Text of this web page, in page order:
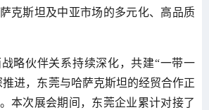
克斯坦及中亚市场的多元化、高品质
略伙伴关系持续深化，共建“一带一
推进，东莞与哈萨克斯坦的经贸合作正
本次展会期间，东莞企业累计对接了